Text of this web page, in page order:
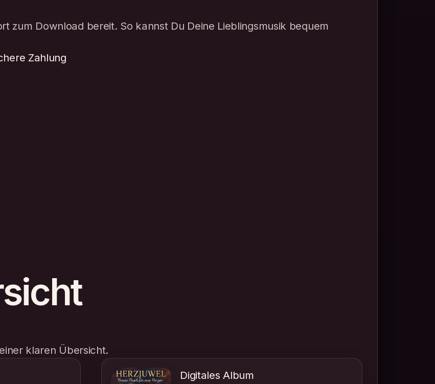
zum Download bereit. So kannst Du Deine Lieblingsmusik bequem
Zahlung
klaren Übersicht.
Digitales Album